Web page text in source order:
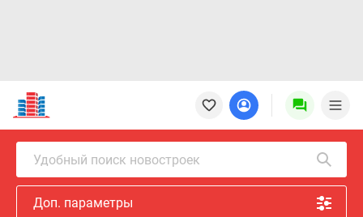
Новостройки
Квартиры
Ипотека
Новостройки
Москвы
Новостройки
Подмосковья
Удобный поиск новостроек
Доп. параметры